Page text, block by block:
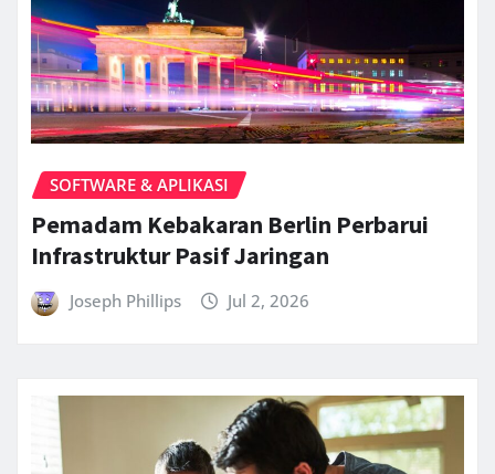
SOFTWARE & APLIKASI
Pemadam Kebakaran Berlin Perbarui
Infrastruktur Pasif Jaringan
Joseph Phillips Jul 2, 2026